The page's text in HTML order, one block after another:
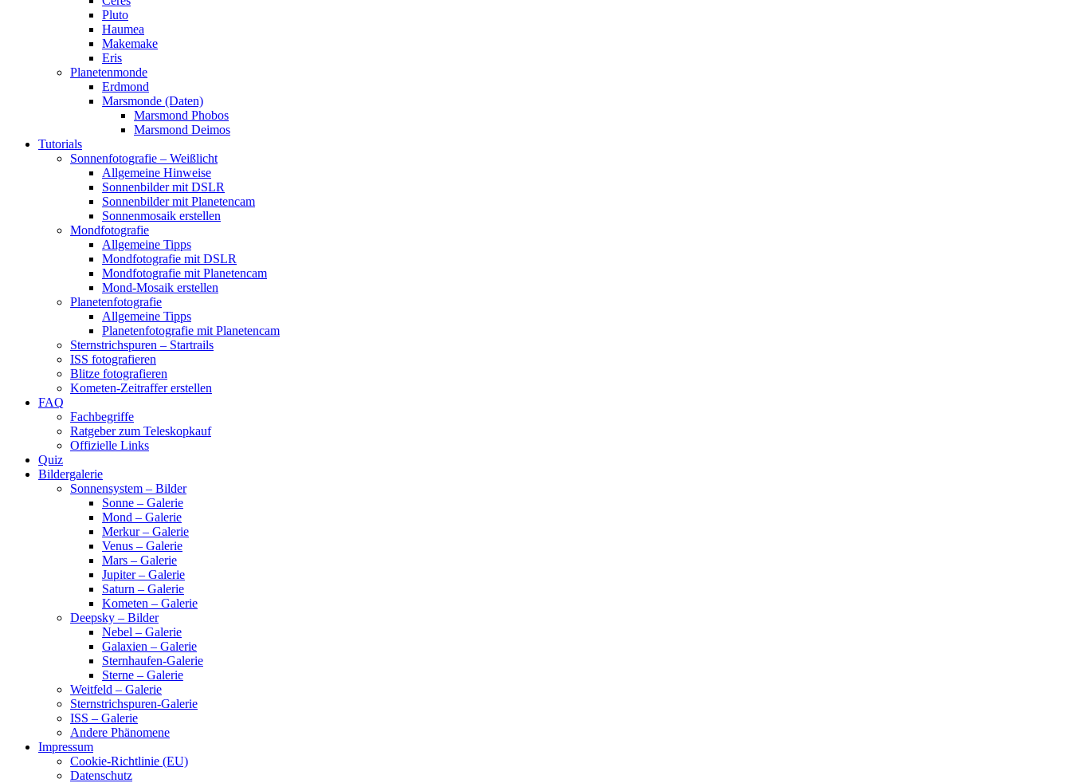
Pluto
Haumea
Makemake
Eris
Planetenmonde
Erdmond
Marsmonde (Daten)
Marsmond Phobos
Marsmond Deimos
Tutorials
Sonnenfotografie – Weißlicht
Allgemeine Hinweise
Sonnenbilder mit DSLR
Sonnenbilder mit Planetencam
Sonnenmosaik erstellen
Mondfotografie
Allgemeine Tipps
Mondfotografie mit DSLR
Mondfotografie mit Planetencam
Mond-Mosaik erstellen
Planetenfotografie
Allgemeine Tipps
Planetenfotografie mit Planetencam
Sternstrichspuren – Startrails
ISS fotografieren
Blitze fotografieren
Kometen-Zeitraffer erstellen
FAQ
Fachbegriffe
Ratgeber zum Teleskopkauf
Offizielle Links
Quiz
Bildergalerie
Sonnensystem – Bilder
Sonne – Galerie
Mond – Galerie
Merkur – Galerie
Venus – Galerie
Mars – Galerie
Jupiter – Galerie
Saturn – Galerie
Kometen – Galerie
Deepsky – Bilder
Nebel – Galerie
Galaxien – Galerie
Sternhaufen-Galerie
Sterne – Galerie
Weitfeld – Galerie
Sternstrichspuren-Galerie
ISS – Galerie
Andere Phänomene
Impressum
Cookie-Richtlinie (EU)
Datenschutz